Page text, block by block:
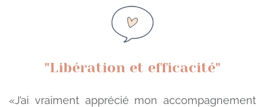
"Libération et efficacité"
«J’ai vraiment apprécié mon accompagnement